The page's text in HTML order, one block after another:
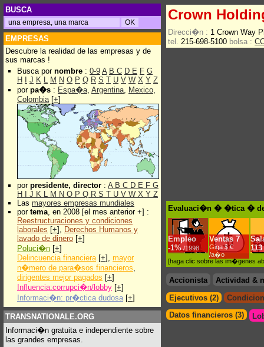
BUSCA
EMPRESAS
Descubre la realidad de las empresas y de
sus marcas !
Busca por nombre : 0-9 A B C D E F G
H
J K L M N O P Q R S T U V W X Y Z
por pa�s : Espa�a, Argentina, Mexico,
Colombia[+]
por presidente, director : A B C D E F G
H
J K L M N O P Q R S T U V W X Y Z
Las mayores empresas mundiales
por tema, en 2008 [el mes anterior +] :
Reestructuraciones y condiciones
laborales [+], Derechos Humanos y
lavado de dinero [+]
Poluci�n [+]
Delincuencia financiera[+], mayor
n�mero de para�sos financieros,
dirigentes mejor pagados [+]
Influencia:corrupci�n/lobby [+]
Informaci�n: pr�ctica dudosa [+]
TRANSNATIONALE.ORG
Informaci�n gratuita e independiente sobre
las grandes empresas.
Crown
Direcci�n : 1 Crown Way
tel.
215-698-5100 bolsa :
Evaluaci�n � �tica �
Empleo
-1% /1998
Ventas 7
Giga $.€
/a�o
113
[haga clic sobre las im�genes
Accionista
Actividad &
Ejecutivos (2)
Datos financieros (3)